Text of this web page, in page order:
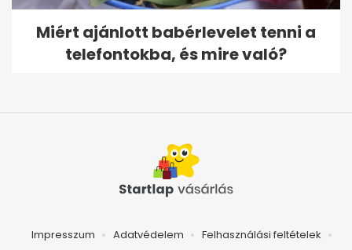
Miért ajánlott babérlevelet tenni a
telefontokba, és mire való?
Impresszum Adatvédelem Felhasználási feltételek